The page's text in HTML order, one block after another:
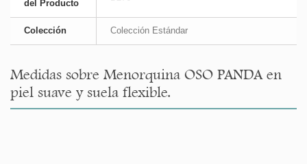
del Producto
Colección Colección Estándar
Medidas sobre Menorquina OSO PANDA en
piel suave y suela flexible.